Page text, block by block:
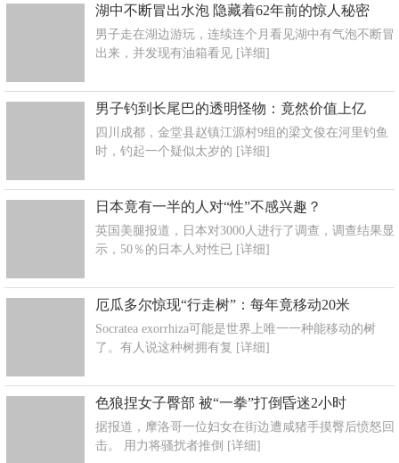
湖中不断冒出水泡 隐藏着62年前的惊人秘密
男子走在湖边游玩，连续连个月看见湖中有气泡不断冒
出来，并发现有油箱看见 [详细]
男子钓到长尾巴的透明怪物：竟然价值上亿
四川成都，金堂县赵镇江源村9组的梁文俊在河里钓鱼
时，钓起一个疑似太岁的 [详细]
日本竟有一半的人对“性”不感兴趣？
英国美腿报道，日本对3000人进行了调查，调查结果显
示，50％的日本人对性已 [详细]
厄瓜多尔惊现“行走树”：每年竟移动20米
Socratea exorrhiza可能是世界上唯一一种能移动的树
了。有人说这种树拥有复 [详细]
色狼捏女子臀部 被“一拳”打倒昏迷2小时
据报道，摩洛哥一位妇女在街边遭咸猪手摸臀后愤怒回
击。 用力将骚扰者推倒 [详细]